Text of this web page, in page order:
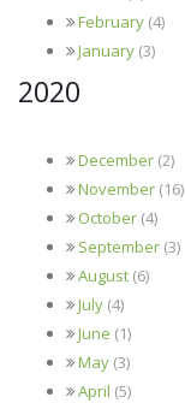
February (4)
January (3)
2020
December (2)
November (16)
October (4)
September (3)
August (6)
July (4)
June (1)
May (3)
April (5)